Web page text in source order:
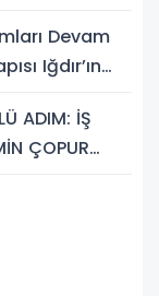
Devam
Iğdır’ın
ADIM: İŞ
ÇOPUR